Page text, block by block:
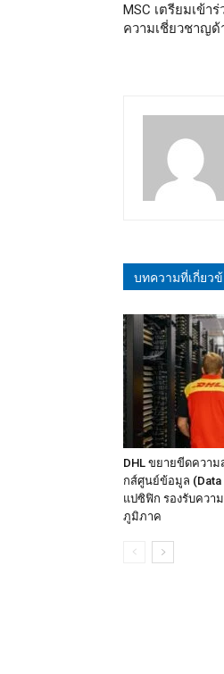
MSC เตรียมเข้า
ความเชี่ยวชาญ
บทความที่เกี่ยวข้
DHL ขยายขีดควา
กส์ศูนย์ข้อมูล (Data
แปซิฟิก รองรับควา
ภูมิภาค